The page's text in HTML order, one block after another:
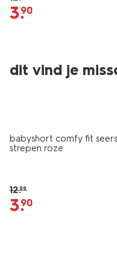
3.
90
dit vind je
sale
babyshort comfy fit
strepen roze
12.99
3.
90